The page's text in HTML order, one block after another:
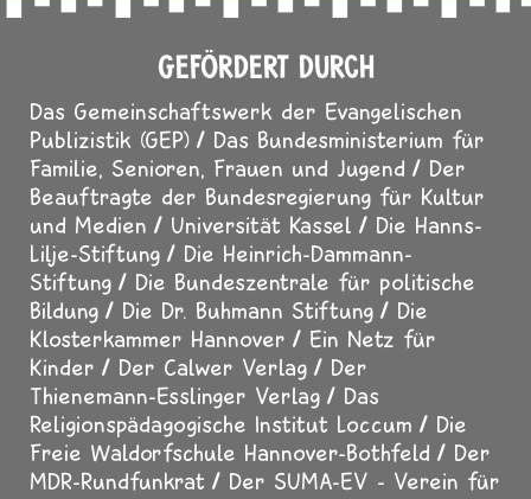
GEFÖRDERT DURCH
Das Gemeinschaftswerk der Evangelischen
Publizistik (GEP)
Das Bundesministerium für
Familie, Senioren, Frauen und Jugend
Der
Beauftragte der Bundesregierung für Kultur
und Medien
Universität Kassel
Die Hanns-
Lilje-Stiftung
Die Heinrich-Dammann-
Stiftung
Die Bundeszentrale für politische
Bildung
Die Dr. Buhmann Stiftung
Die
Klosterkammer Hannover
Ein Netz für
Kinder
Der Calwer Verlag
Der
Thienemann-Esslinger Verlag
Das
Religionspädagogische Institut Loccum
Die
Freie Waldorfschule Hannover-Bothfeld
Der
MDR-Rundfunkrat
Der SUMA-EV - Verein für